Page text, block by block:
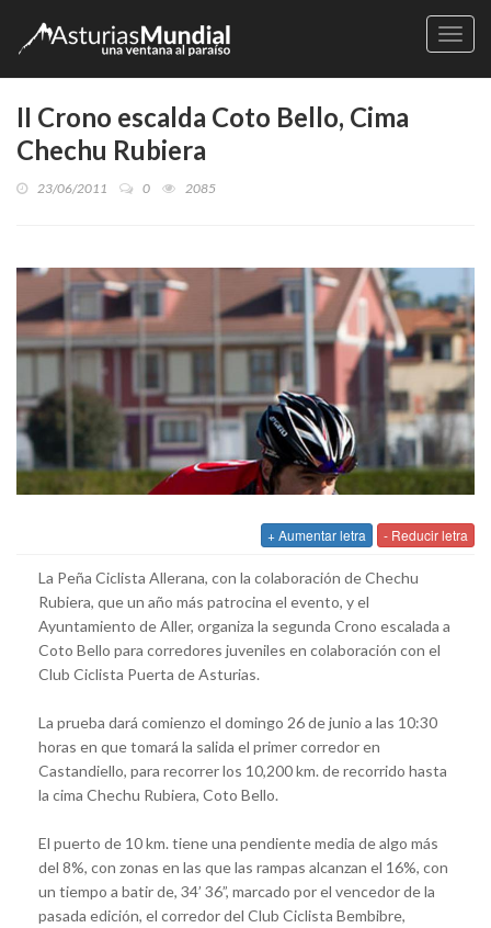
II Crono escalda Coto Bello, Cima
Chechu Rubiera
23/06/2011 0 2085
+ Aumentar letra - Reducir letra
La Peña Ciclista Allerana, con la colaboración de Chechu
Rubiera, que un año más patrocina el evento, y el
Ayuntamiento de Aller, organiza la segunda Crono escalada a
Coto Bello para corredores juveniles en colaboración con el
Club Ciclista Puerta de Asturias.
La prueba dará comienzo el domingo 26 de junio a las 10:30
horas en que tomará la salida el primer corredor en
Castandiello, para recorrer los 10,200 km. de recorrido hasta
la cima Chechu Rubiera, Coto Bello.
El puerto de 10 km. tiene una pendiente media de algo más
del 8%, con zonas en las que las rampas alcanzan el 16%, con
un tiempo a batir de, 34’ 36”, marcado por el vencedor de la
pasada edición, el corredor del Club Ciclista Bembibre,